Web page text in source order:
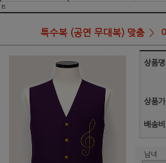
ㅌ
특수복 (공연 무대복) 맞춤
상품명
상품가
배송비
남녀